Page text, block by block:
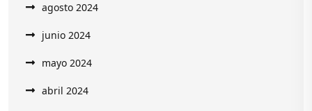
agosto 2024
junio 2024
mayo 2024
abril 2024